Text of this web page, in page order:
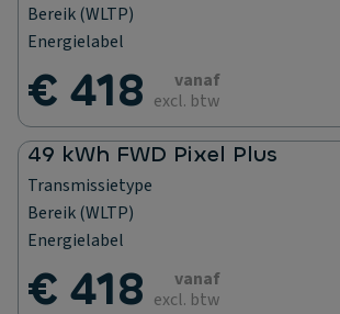
Bereik (WLTP)
Energielabel
€ 418
vanaf
excl. btw
49 kWh FWD Pixel Plus
Transmissietype
Bereik (WLTP)
Energielabel
€ 418
vanaf
excl. btw